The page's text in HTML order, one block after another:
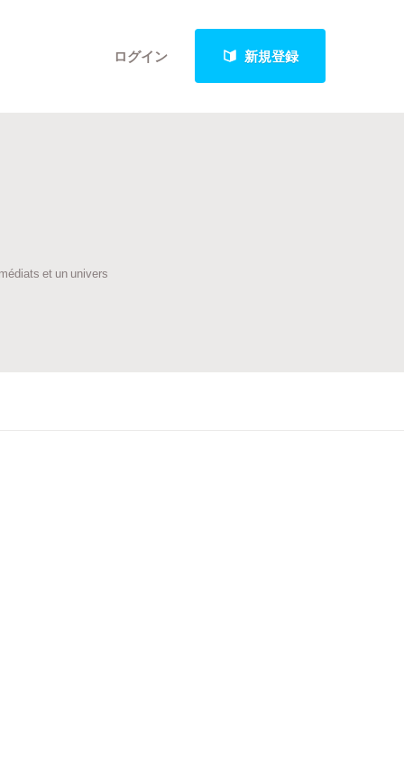
ログイン 新規登録
最新進捗報告から探す
et un univers